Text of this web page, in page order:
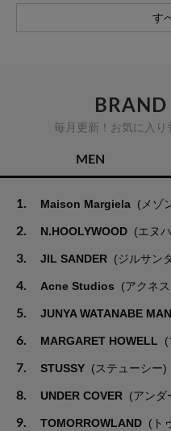
す
毎月更新！お気に入り
MEN
1. Maison Margiela (メゾ
2. N.HOOLYWOOD (エヌ
3. JIL SANDER (ジルサン
4. Acne Studios (アクネ
5. JUNYA WATANABE MAN
6. MARGARET HOWELL (
7. STUSSY (ステューシー)
8. UNDER COVER (アンダ
9. TOMORROWLAND (ト